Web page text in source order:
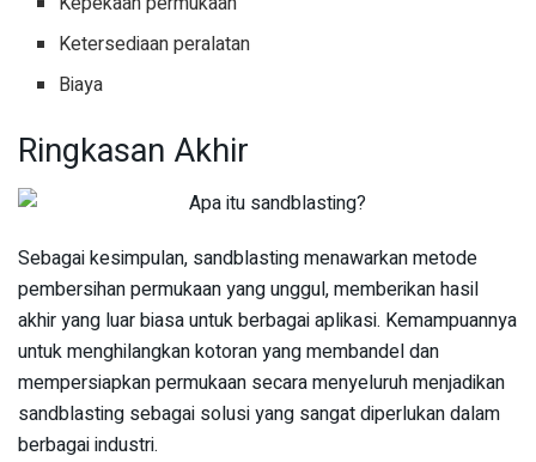
Ketersediaan peralatan
Biaya
Ringkasan Akhir
Sebagai kesimpulan, sandblasting menawarkan metode
pembersihan permukaan yang unggul, memberikan hasil
akhir yang luar biasa untuk berbagai aplikasi. Kemampuannya
untuk menghilangkan kotoran yang membandel dan
mempersiapkan permukaan secara menyeluruh menjadikan
sandblasting sebagai solusi yang sangat diperlukan dalam
berbagai industri.